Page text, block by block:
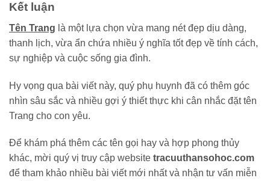
Kết luận
Tên Trang là một lựa chọn vừa mang nét đẹp dịu dàng,
thanh lịch, vừa ẩn chứa nhiều ý nghĩa tốt đẹp về tính cách,
sự nghiệp và cuộc sống gia đình.
Hy vọng qua bài viết này, quý phụ huynh đã có thêm góc
nhìn sâu sắc và nhiều gợi ý thiết thực khi cân nhắc đặt tên
Trang cho con yêu.
Để khám phá thêm các tên gọi hay và hợp phong thủy
khác, mời quý vị truy cập website tracuuthansohoc.com
để tham khảo nhiều bài viết mới nhất và nhận tư vấn miễn